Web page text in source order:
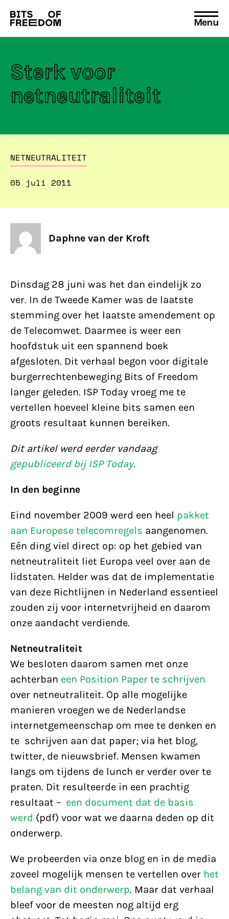
Search
for:
Menu
Sterk voor
netneutraliteit
NETNEUTRALITEIT
05 juli 2011
Daphne van der Kroft
Dinsdag 28 juni was het dan eindelijk zo
ver. In de Tweede Kamer was de laatste
stemming over het laatste amendement op
de Telecomwet. Daarmee is weer een
hoofdstuk uit een spannend boek
afgesloten. Dit verhaal begon voor digitale
burgerrechtenbeweging Bits of Freedom
langer geleden. ISP Today vroeg me te
vertellen hoeveel kleine bits samen een
groots resultaat kunnen bereiken.
Dit artikel werd eerder vandaag
gepubliceerd bij ISP Today.
In den beginne
Eind november 2009 werd een heel pakket
aan Europese telecomregels aangenomen.
Eén ding viel direct op: op het gebied van
netneutraliteit liet Europa veel over aan de
lidstaten. Helder was dat de implementatie
van deze Richtlijnen in Nederland essentieel
zouden zij voor internetvrijheid en daarom
onze aandacht verdiende.
Netneutraliteit
We besloten daarom samen met onze
achterban een Position Paper te schrijven
over netneutraliteit. Op alle mogelijke
manieren vroegen we de Nederlandse
internetgemeenschap om mee te denken en
te schrijven aan dat paper; via het blog,
twitter, de nieuwsbrief. Mensen kwamen
langs om tijdens de lunch er verder over te
praten. Dit resulteerde in een prachtig
resultaat – een document dat de basis
werd (pdf) voor wat we daarna deden op dit
onderwerp.
We probeerden via onze blog en in de media
zoveel mogelijk mensen te vertellen over het
belang van dit onderwerp. Maar dat verhaal
bleef voor de meesten nog altijd erg